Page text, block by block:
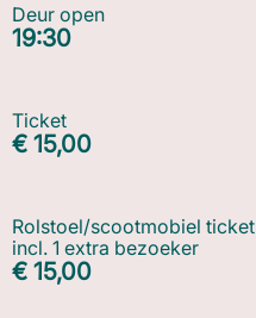
Deur open
19:30
Ticket
€ 15,00
Rolstoel/scootmobiel ticket
incl. 1 extra bezoeker
€ 15,00